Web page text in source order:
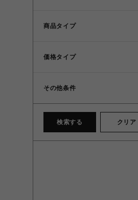
商品タイプ
価格タイプ
その他条件
検索する クリア